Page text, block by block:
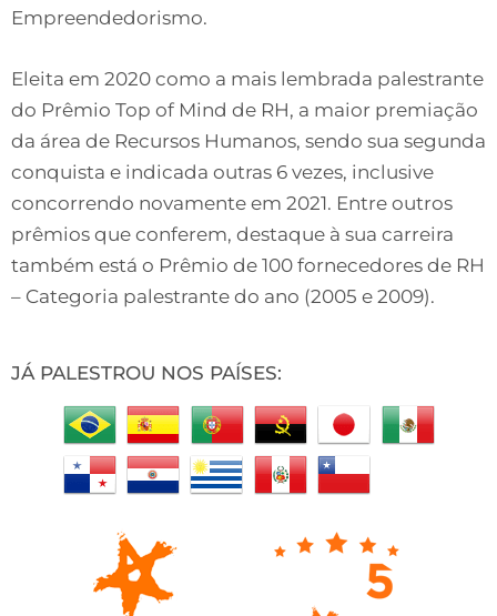
Empreendedorismo.
Eleita em 2020 como a mais lembrada palestrante
do Prêmio Top of Mind de RH, a maior premiação
da área de Recursos Humanos, sendo sua segunda
conquista e indicada outras 6 vezes, inclusive
concorrendo novamente em 2021. Entre outros
prêmios que conferem, destaque à sua carreira
também está o Prêmio de 100 fornecedores de RH
– Categoria palestrante do ano (2005 e 2009).
JÁ PALESTROU NOS PAÍSES: